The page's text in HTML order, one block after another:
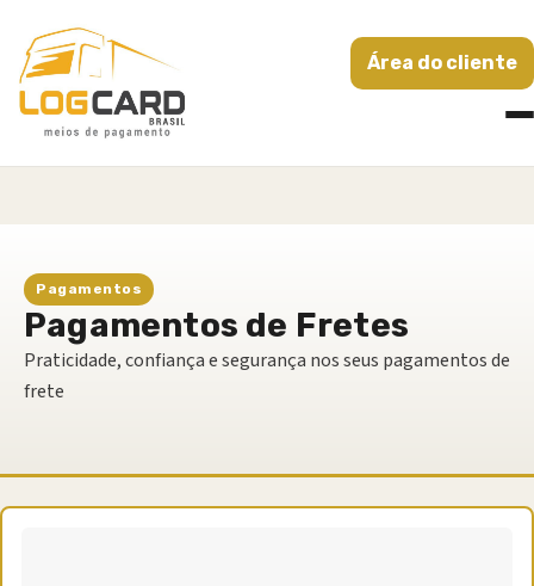
Área do cliente
Pagamentos
Pagamentos de Fretes
Praticidade, confiança e segurança nos seus pagamentos de
frete